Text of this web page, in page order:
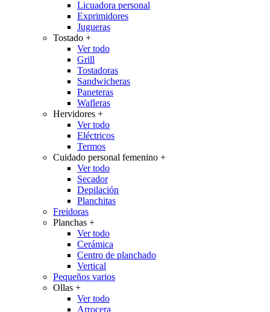
Licuadora personal
Exprimidores
Jugueras
Tostado +
Ver todo
Grill
Tostadoras
Sandwicheras
Paneteras
Wafleras
Hervidores +
Ver todo
Eléctricos
Termos
Cuidado personal femenino +
Ver todo
Secador
Depilación
Planchitas
Freidoras
Planchas +
Ver todo
Cerámica
Centro de planchado
Vertical
Pequeños varios
Ollas +
Ver todo
Arrocera